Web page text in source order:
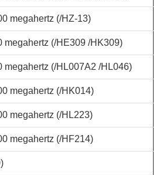
megahertz (/HZ-13)
megahertz (/HE309 /HK309)
megahertz (/HL007A2 /HL046)
megahertz (/HK014)
megahertz (/HL223)
megahertz (/HF214)